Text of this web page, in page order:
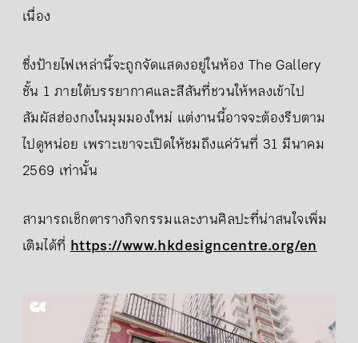
เนื่อง
ซึ่งป้ายไฟเหล่านี้จะถูกจัดแสดงอยู่ในห้อง The Gallery
ชั้น 1 ภายใต้บรรยากาศและสีสันที่ชวนให้หลงเข้าไป
สัมผัสฮ่องกงในมุมมองใหม่ แต่งานนี้อาจจะต้องรีบตาม
ไปดูหน่อย เพราะเขาจะเปิดให้ชมถึงแค่วันที่ 31 มีนาคม
2569 เท่านั้น
สามารถเช็กตารางกิจกรรมและงานศิลปะที่น่าสนใจเพิ่ม
เติมได้ที่https://www.hkdesigncentre.org/en